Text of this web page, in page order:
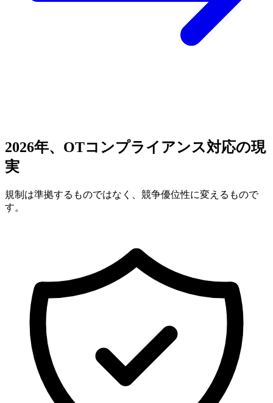
2026年、OTコンプライアンス対応の現
実
規制は準拠するものではなく、競争優位性に変えるもので
す。